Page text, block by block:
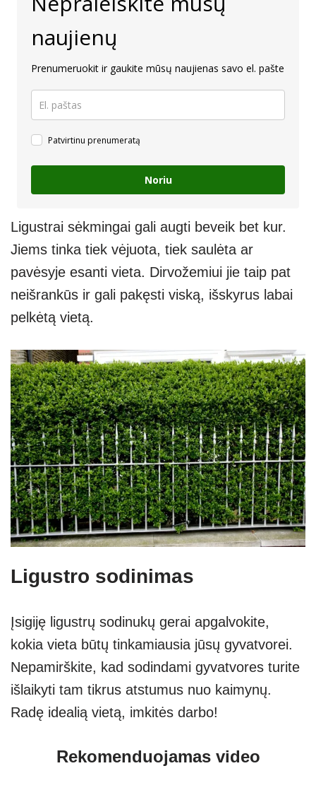
naujienų
Prenumeruokit ir gaukite mūsų naujienas savo el. pašte
Patvirtinu prenumeratą
Noriu
Ligustrai sėkmingai gali augti beveik bet kur.
Jiems tinka tiek vėjuota, tiek saulėta ar
pavėsyje esanti vieta. Dirvožemiui jie taip pat
neišrankūs ir gali pakęsti viską, išskyrus labai
pelkėtą vietą.
Ligustro sodinimas
Įsigiję ligustrų sodinukų gerai apgalvokite,
kokia vieta būtų tinkamiausia jūsų gyvatvorei.
Nepamirškite, kad sodindami gyvatvores turite
išlaikyti tam tikrus atstumus nuo kaimynų.
Radę idealią vietą, imkitės darbo!
Rekomenduojamas video